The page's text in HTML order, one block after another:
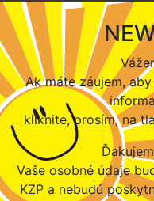
Ak máte záujem,
kliknite, prosím, na
Vaše osobné údaje
KZP a nebudú